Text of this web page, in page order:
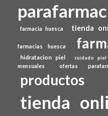
farmacia huesca tienda
farmacias huesca
hidratacion piel cuidado piel
mensuales
ofertas
tienda